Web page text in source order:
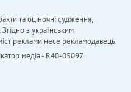
та оціночні судження,
з українським
реклами несе рекламодавець.
медіа - R40-05097